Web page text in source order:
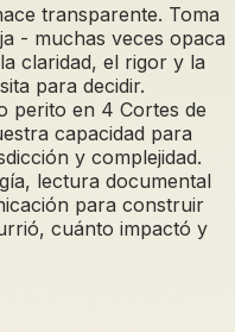
transparente. Toma
- muchas veces opaca
claridad, el rigor y la
para decidir.
perito en 4 Cortes de
capacidad para
y complejidad.
lectura documental
para construir
cuánto impactó y